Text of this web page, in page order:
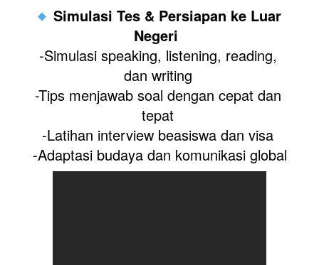
Simulasi Tes & Persiapan ke Luar
Negeri
-Simulasi speaking, listening, reading,
dan writing
-Tips menjawab soal dengan cepat dan
tepat
-Latihan interview beasiswa dan visa
-Adaptasi budaya dan komunikasi global